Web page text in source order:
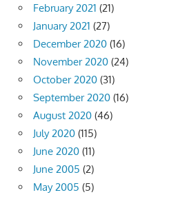
February 2021 (21)
January 2021 (27)
December 2020 (16)
November 2020 (24)
October 2020 (31)
September 2020 (16)
August 2020 (46)
July 2020 (115)
June 2020 (11)
June 2005 (2)
May 2005 (5)